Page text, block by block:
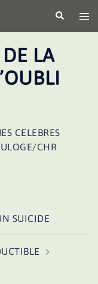
le
LA
CELEBRES
CHR
SUICIDE